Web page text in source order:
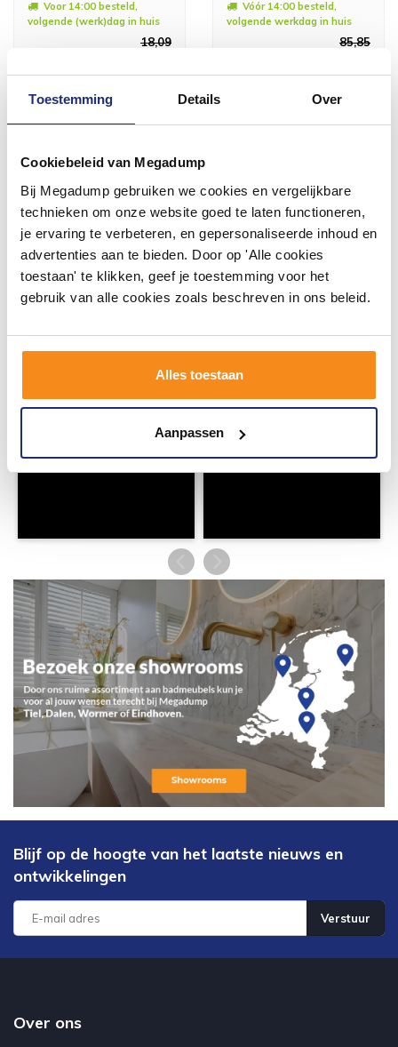
Toestemming Details Over
Cookiebeleid van Megadump
Bij Megadump gebruiken we cookies en vergelijkbare
technieken om onze website goed te laten functioneren,
je ervaring te verbeteren, en gepersonaliseerde inhoud en
advertenties aan te bieden. Door op 'Alle cookies
toestaan' te klikken, geef je toestemming voor het
gebruik van alle cookies zoals beschreven in ons beleid.
Alles toestaan
Aanpassen
Voor 14:00 besteld,
volgende (werk)dag in huis
18,09
Vóór 14:00 besteld,
volgende werkdag in huis
85,85
#mijndroombadkamer
Wij geloven in de kracht van delen. Deel jouw
badkamer op Instagram met #mijndroombadkamer
en tag @megadumpnl. Samen bouwen we een
inspirerende omgeving vol met unieke
Blijf op de hoogte van het laatste nieuws en
ontwikkelingen
Verstuur
Over ons